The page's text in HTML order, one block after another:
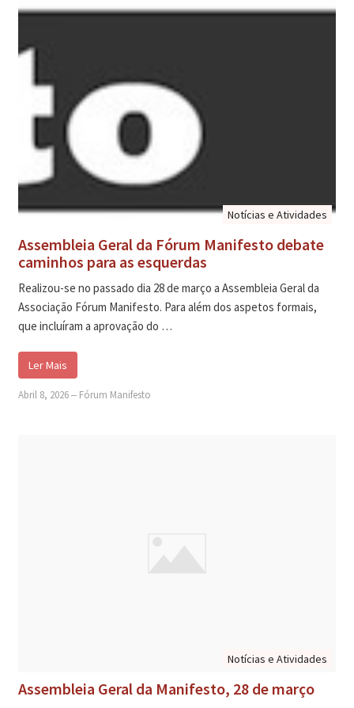
Notícias e Atividades
Assembleia Geral da Fórum Manifesto debate
caminhos para as esquerdas
Realizou-se no passado dia 28 de março a Assembleia Geral da
Associação Fórum Manifesto. Para além dos aspetos formais,
que incluíram a aprovação do …
Ler Mais
Abril 8, 2026‒ Fórum Manifesto
Notícias e Atividades
Assembleia Geral da Manifesto, 28 de março